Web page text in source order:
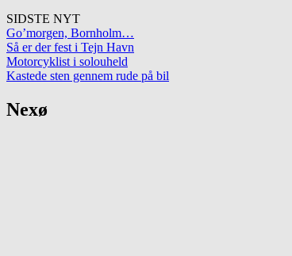
SIDSTE NYT
Go’morgen, Bornholm…
Så er der fest i Tejn Havn
Motorcyklist i solouheld
Kastede sten gennem rude på bil
Nexø